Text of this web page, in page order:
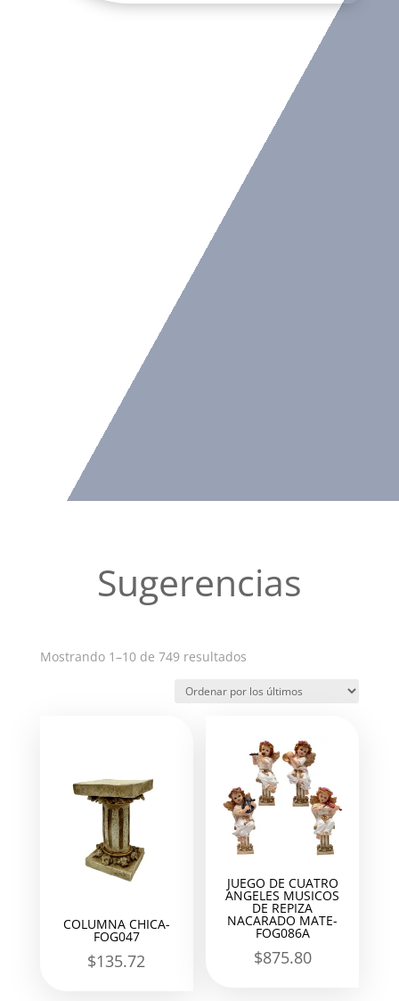
cantidad
Sugerencias
Mostrando 1–10 de 749 resultadosOrdenado
los
COLUMNA CHICA-
FOG047
$135.72
JUEGO DE CUATRO
ANGELES MUSICOS
DE REPIZA
NACARADO MATE-
FOG086A
$875.80